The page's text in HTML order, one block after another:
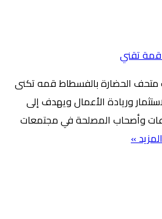
تقني
2022 استضاف متحف الحضارة بالفسطاط قمه تكنى
وريادة الأعمال ويهدف إلى
وأصحاب المصلحة في مجتمعات
»